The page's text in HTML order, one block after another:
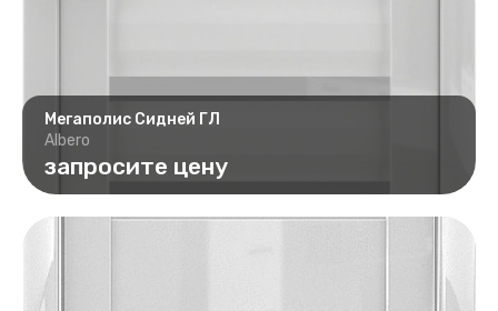
Мегаполис Сидней ГЛ
Albero
запросите цену